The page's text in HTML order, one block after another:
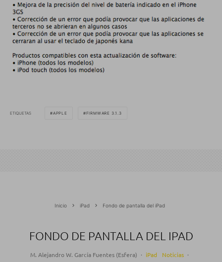
ETIQUETAS APPLE FIRMWARE 3.1.3
Inicio iPad Fondo de pantalla del iPad
FONDO DE PANTALLA DEL IPAD
M. Alejandro W. García Fuentes (Esfera) · iPad Noticias ·